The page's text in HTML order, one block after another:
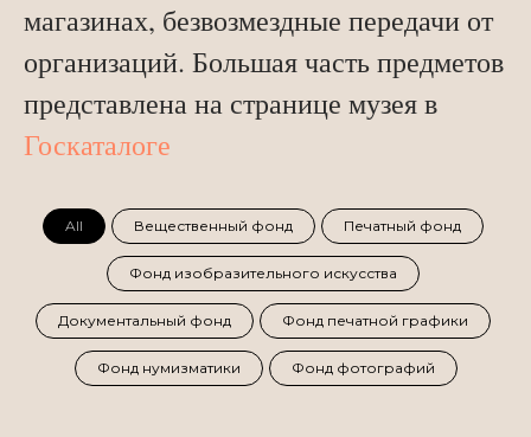
магазинах, безвозмездные передачи от
организаций. Большая часть предметов
представлена на странице музея в
Госкаталоге
All Вещественный фонд Печатный фонд
Фонд изобразительного искусства
Документальный фонд Фонд печатной графики
Фонд нумизматики Фонд фотографий